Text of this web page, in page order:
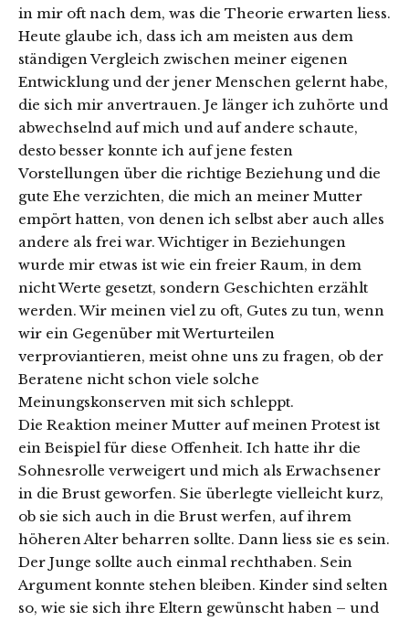
in mir oft nach dem, was die Theorie erwarten liess.
Heute glaube ich, dass ich am meisten aus dem
ständigen Vergleich zwischen meiner eigenen
Entwicklung und der jener Menschen gelernt habe,
die sich mir anvertrauen. Je länger ich zuhörte und
abwechselnd auf mich und auf andere schaute,
desto besser konnte ich auf jene festen
Vorstellungen über die richtige Beziehung und die
gute Ehe verzichten, die mich an meiner Mutter
empört hatten, von denen ich selbst aber auch alles
andere als frei war. Wichtiger in Beziehungen
wurde mir etwas ist wie ein freier Raum, in dem
nicht Werte gesetzt, sondern Geschichten erzählt
werden. Wir meinen viel zu oft, Gutes zu tun, wenn
wir ein Gegenüber mit Werturteilen
verproviantieren, meist ohne uns zu fragen, ob der
Beratene nicht schon viele solche
Meinungskonserven mit sich schleppt.
Die Reaktion meiner Mutter auf meinen Protest ist
ein Beispiel für diese Offenheit. Ich hatte ihr die
Sohnesrolle verweigert und mich als Erwachsener
in die Brust geworfen. Sie überlegte vielleicht kurz,
ob sie sich auch in die Brust werfen, auf ihrem
höheren Alter beharren sollte. Dann liess sie es sein.
Der Junge sollte auch einmal rechthaben. Sein
Argument konnte stehen bleiben. Kinder sind selten
so, wie sie sich ihre Eltern gewünscht haben – und